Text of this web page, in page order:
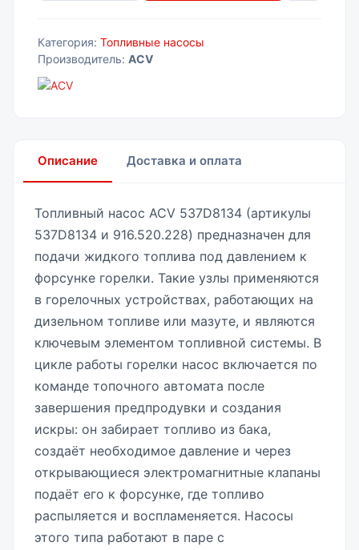
Категория: Топливные насосы
Производитель: ACV
Описание Доставка и оплата
Топливный насос ACV 537D8134 (артикулы
537D8134 и 916.520.228) предназначен для
подачи жидкого топлива под давлением к
форсунке горелки. Такие узлы применяются
в горелочных устройствах, работающих на
дизельном топливе или мазуте, и являются
ключевым элементом топливной системы. В
цикле работы горелки насос включается по
команде топочного автомата после
завершения предпродувки и создания
искры: он забирает топливо из бака,
создаёт необходимое давление и через
открывающиеся электромагнитные клапаны
подаёт его к форсунке, где топливо
распыляется и воспламеняется. Насосы
этого типа работают в паре с